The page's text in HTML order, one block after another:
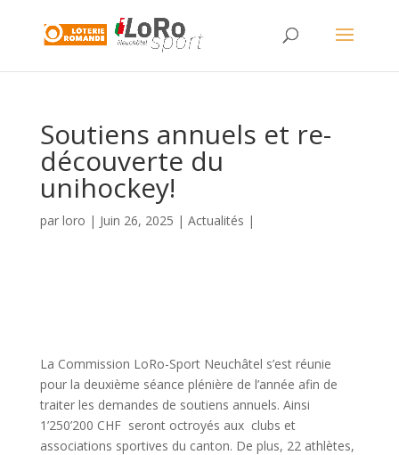
Soutiens annuels et re-
découverte du
unihockey!
par loro | Juin 26, 2025 | Actualités |
La Commission LoRo-Sport Neuchâtel s’est réunie
pour la deuxième séance plénière de l’année afin de
traiter les demandes de soutiens annuels. Ainsi
1’250’200 CHF seront octroyés aux clubs et
associations sportives du canton. De plus, 22 athlètes,